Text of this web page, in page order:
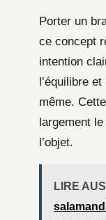
Porter un
ce concept
intention
l’équilibre
même.
largement
l’objet.
LIRE